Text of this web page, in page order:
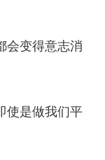
会变得意志消
使是做我们平